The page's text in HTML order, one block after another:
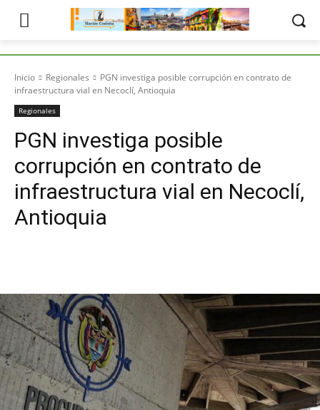
Inicio Regionales
PGN investiga posible corrupción en contrato de
infraestructura vial en Necoclí, Antioquia
Regionales
PGN investiga posible
corrupción en contrato de
infraestructura vial en Necoclí,
Antioquia